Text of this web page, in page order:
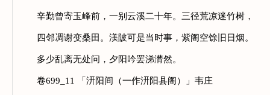
辛勤曾寄玉峰前，一别云溪二十年。三径荒凉迷竹树，
四邻凋谢变桑田。渼陂可是当时事，紫阁空馀旧日烟。
多少乱离无处问，夕阳吟罢涕潸然。
卷699_11 「汧阳间（一作汧阳县阁）」韦庄